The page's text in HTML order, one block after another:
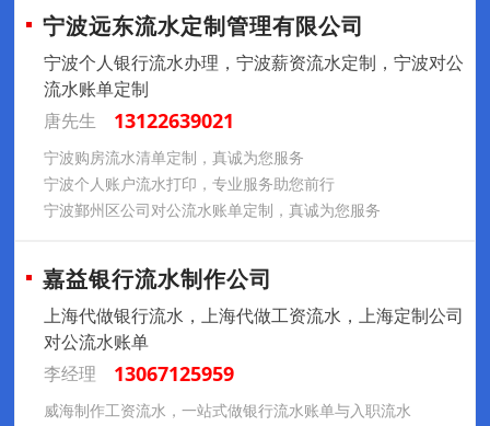
宁波远东流水定制管理有限公司
宁波个人银行流水办理，宁波薪资流水定制，宁波对公
流水账单定制
唐先生
13122639021
宁波购房流水清单定制，真诚为您服务
宁波个人账户流水打印，专业服务助您前行
宁波鄞州区公司对公流水账单定制，真诚为您服务
嘉益银行流水制作公司
上海代做银行流水，上海代做工资流水，上海定制公司
对公流水账单
李经理
13067125959
威海制作工资流水，一站式做银行流水账单与入职流水